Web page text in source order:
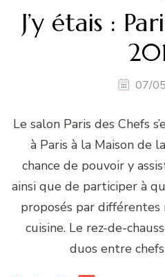
J’y étais :
07/
Le salon Paris des Chefs
à Paris à la Maison de
chance de pouvoir y
ainsi que de participer à
proposés par
cuisine. Le rez-de-
duos entre